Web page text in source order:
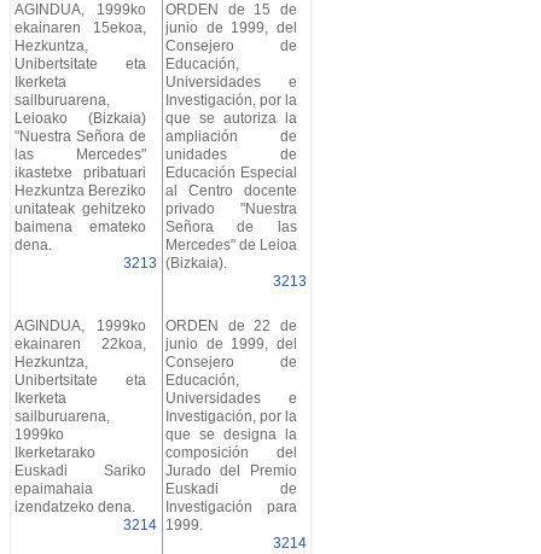
AGINDUA, 1999ko
ekainaren 15ekoa,
Hezkuntza,
Unibertsitate eta
Ikerketa
sailburuarena,
Leioako (Bizkaia)
"Nuestra Señora de
las Mercedes"
ikastetxe pribatuari
Hezkuntza Bereziko
unitateak gehitzeko
baimena emateko
dena.
3213
ORDEN de 15 de
junio de 1999, del
Consejero de
Educación,
Universidades e
Investigación, por la
que se autoriza la
ampliación de
unidades de
Educación Especial
al Centro docente
privado "Nuestra
Señora de las
Mercedes" de Leioa
(Bizkaia).
3213
AGINDUA, 1999ko
ekainaren 22koa,
Hezkuntza,
Unibertsitate eta
Ikerketa
sailburuarena,
1999ko
Ikerketarako
Euskadi Sariko
epaimahaia
izendatzeko dena.
3214
ORDEN de 22 de
junio de 1999, del
Consejero de
Educación,
Universidades e
Investigación, por la
que se designa la
composición del
Jurado del Premio
Euskadi de
Investigación para
1999.
3214